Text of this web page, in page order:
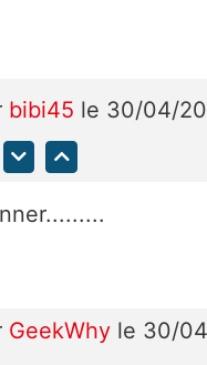
bibi45 le 30/04/
GeekWhy le 30/